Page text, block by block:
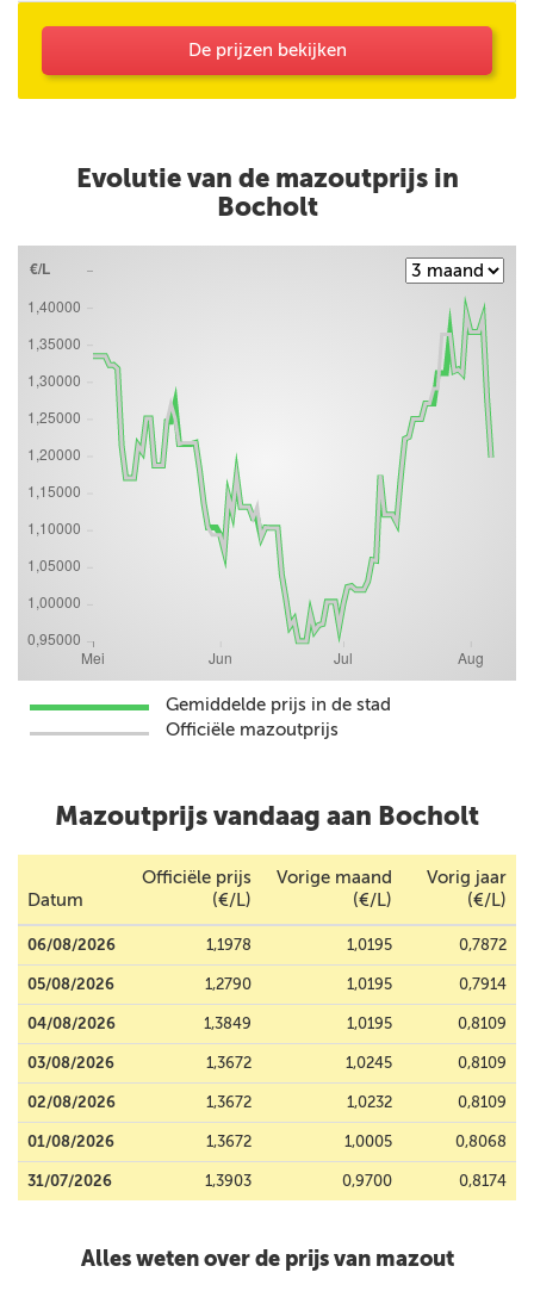
De prijzen bekijken
Evolutie van de mazoutprijs in
Bocholt
Gemiddelde prijs in de stad
Officiële mazoutprijs
Mazoutprijs vandaag aan Bocholt
Datum
Officiële prijs
(€/L)
Vorige maand
(€/L)
Vorig jaar
(€/L)
06/08/2026 1,1978 1,0195 0,7872
05/08/2026 1,2790 1,0195 0,7914
04/08/2026 1,3849 1,0195 0,8109
03/08/2026 1,3672 1,0245 0,8109
02/08/2026 1,3672 1,0232 0,8109
01/08/2026 1,3672 1,0005 0,8068
31/07/2026 1,3903 0,9700 0,8174
Alles weten over de prijs van mazout